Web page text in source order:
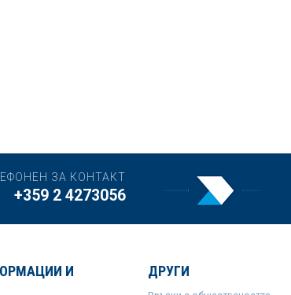
ЗА КОНТАКТ
+359 2 4273056
И
ДРУГИ